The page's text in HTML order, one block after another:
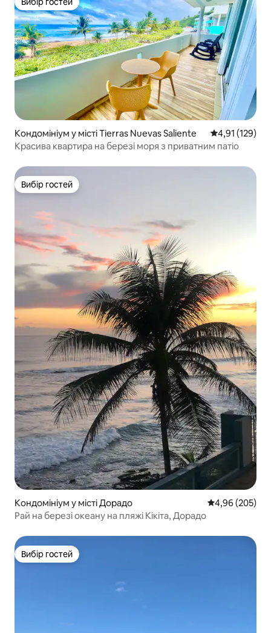
Вибір гостей
Кондомініум у місті Tierras Nuevas Saliente Середня
4,91 (129)
Красива квартира на березі моря з приватним патіо
Вибір гостей
Вибір гостей
Кондомініум у місті Дорадо Середня
4,96 (205)
Рай на березі океану на пляжі Кікіта, Дорадо
Вибір гостей
Вибір гостей